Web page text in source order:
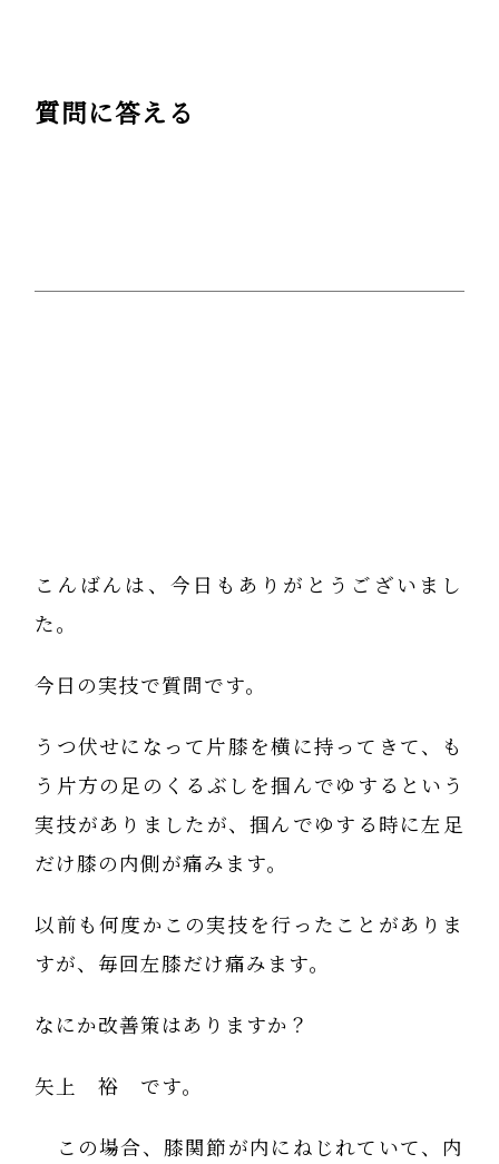
質問に答える
こんばんは、今日もありがとうございまし
た。
今日の実技で質問です。
うつ伏せになって片膝を横に持ってきて、も
う片方の足のくるぶしを掴んでゆするという
実技がありましたが、掴んでゆする時に左足
だけ膝の内側が痛みます。
以前も何度かこの実技を行ったことがありま
すが、毎回左膝だけ痛みます。
なにか改善策はありますか？
矢上 裕 です。
この場合、膝関節が内にねじれていて、内